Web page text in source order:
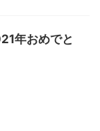
年おめでと